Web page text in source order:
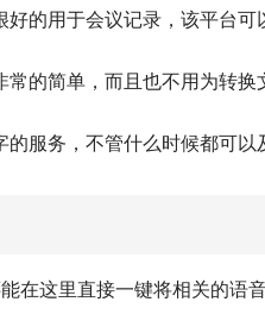
的用于会议记录，该平台可
的简单，而且也不用为转换
服务，不管什么时候都可以
在这里直接一键将相关的语